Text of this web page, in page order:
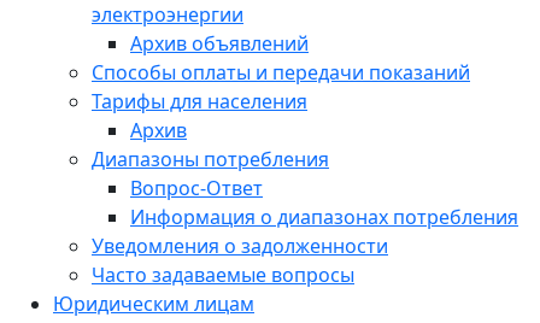
электроэнергии
Архив объявлений
Способы оплаты и передачи показаний
Тарифы для населения
Архив
Диапазоны потребления
Вопрос-Ответ
Информация о диапазонах потребления
Уведомления о задолженности
Часто задаваемые вопросы
Юридическим лицам